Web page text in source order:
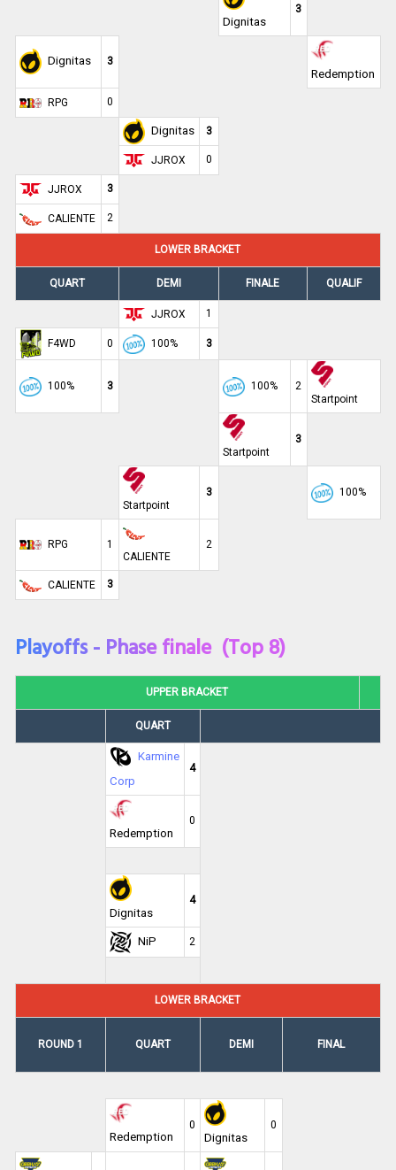
Dignitas
3
Dignitas 3
Redemption
RPG 0
Dignitas 3
JJROX 0
JJROX 3
CALIENTE 2
LOWER BRACKET
QUART DEMI FINALE QUALIF
JJROX 1
F4WD 0 100% 3
100% 3 100%
2
Startpoint
Startpoint
3
Startpoint
3 100%
RPG
1
CALIENTE
2
CALIENTE 3
Playoffs - Phase finale (Top 8)
UPPER BRACKET
QUART
Karmine
Corp
4
Redemption
0
Dignitas
4
NiP 2
LOWER BRACKET
ROUND 1 QUART DEMI FINAL
Redemption
0
Dignitas
0